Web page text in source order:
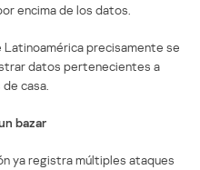
encima de los datos.
precisamente se
datos pertenecientes a
casa.
bazar
ya registra múltiples ataques